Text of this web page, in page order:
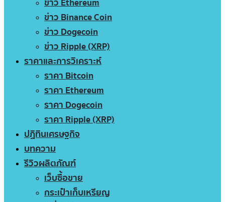
ข่าว Binance Coin
ข่าว Dogecoin
ข่าว Ripple (XRP)
ราคาและการวิเคราะห์
ราคา Bitcoin
ราคา Ethereum
ราคา Dogecoin
ราคา Ripple (XRP)
ปฏิทินเศรษฐกิจ
บทความ
รีวิวผลิตภัณฑ์
เว็บซื้อขาย
กระเป๋าเก็บเหรียญ